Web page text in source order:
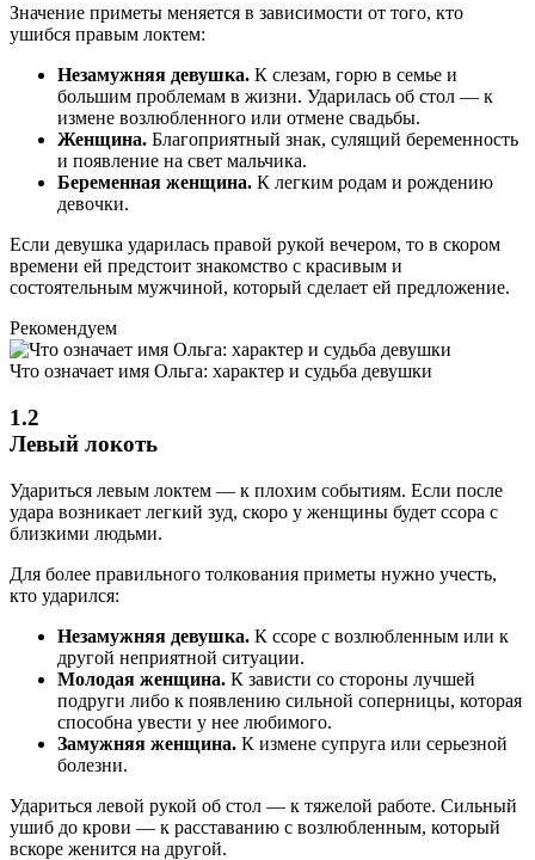
Значение приметы меняется в зависимости от того, кто
ушибся правым локтем:
Незамужняя девушка. К слезам, горю в семье и
большим проблемам в жизни. Ударилась об стол — к
измене возлюбленного или отмене свадьбы.
Женщина. Благоприятный знак, сулящий беременность
и появление на свет мальчика.
Беременная женщина. К легким родам и рождению
девочки.
Если девушка ударилась правой рукой вечером, то в скором
времени ей предстоит знакомство с красивым и
состоятельным мужчиной, который сделает ей предложение.
Рекомендуем
Что означает имя Ольга: характер и судьба девушки
1.2
Левый локоть
Удариться левым локтем — к плохим событиям. Если после
удара возникает легкий зуд, скоро у женщины будет ссора с
близкими людьми.
Для более правильного толкования приметы нужно учесть,
кто ударился:
Незамужняя девушка. К ссоре с возлюбленным или к
другой неприятной ситуации.
Молодая женщина. К зависти со стороны лучшей
подруги либо к появлению сильной соперницы, которая
способна увести у нее любимого.
Замужняя женщина. К измене супруга или серьезной
болезни.
Удариться левой рукой об стол — к тяжелой работе. Сильный
ушиб до крови — к расставанию с возлюбленным, который
вскоре женится на другой.